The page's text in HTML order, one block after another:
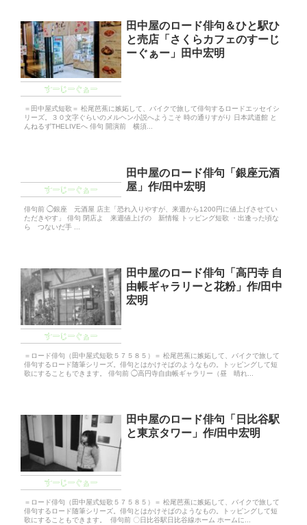
すーじーぐぁー
田中屋のロード俳句＆ひと駅ひ
と売店「さくらカフェのすーじ
ーぐぁー」田中宏明
＝田中屋式短歌＝ 松尾芭蕉に嫉妬して、バイクで旅して俳句するロードエッセイシ
リーズ。３０文字ぐらいのメルヘン小説へようこそ 時の通りすがり 日本武道館 と
んねるずTHELIVEへ 俳句 開演前 横須...
すーじーぐぁー
田中屋のロード俳句「銀座元酒
屋」作/田中宏明
俳句前 ◯銀座 元酒屋 店主「恐れ入りやすが、来週から1200円に値上げさせてい
ただきやす」 俳句 閉店よ 来週値上げの 新情報 トッピング短歌 ・出逢った頃な
ら つないだ手 ...
すーじーぐぁー
田中屋のロード俳句「高円寺 自
由帳ギャラリーと花粉」作/田中
宏明
＝ロード俳句（田中屋式短歌５７５８５）＝ 松尾芭蕉に嫉妬して、バイクで旅して
俳句するロード随筆シリーズ。俳句とはかけそばのようなもの。トッピングして短
歌にすることもできます。 俳句前 ◯高円寺自由帳ギャラリー（昼 晴れ...
すーじーぐぁー
田中屋のロード俳句「日比谷駅
と東京タワー」作/田中宏明
＝ロード俳句（田中屋式短歌５７５８５）＝ 松尾芭蕉に嫉妬して、バイクで旅して
俳句するロード随筆シリーズ。俳句とはかけそばのようなもの。トッピングして短
歌にすることもできます。 俳句前 〇日比谷駅日比谷線ホーム ホームに...